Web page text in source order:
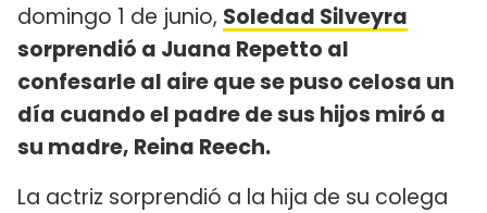
domingo 1 de junio, Soledad Silveyra
sorprendió a Juana Repetto al
confesarle al aire que se puso celosa un
día cuando el padre de sus hijos miró a
su madre, Reina Reech.
La actriz sorprendió a la hija de su colega